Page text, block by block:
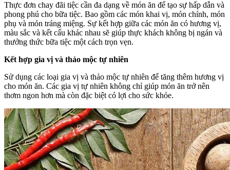
Thực đơn chay đãi tiệc cần đa dạng về món ăn để tạo sự hấp dẫn và
phong phú cho bữa tiệc. Bao gồm các món khai vị, món chính, món
phụ và món tráng miệng. Sự kết hợp giữa các món ăn có hương vị,
màu sắc và kết cấu khác nhau sẽ giúp thực khách không bị ngán và
thưởng thức bữa tiệc một cách trọn vẹn.
Kết hợp gia vị và thảo mộc tự nhiên
Sử dụng các loại gia vị và thảo mộc tự nhiên để tăng thêm hương vị
cho món ăn. Các gia vị tự nhiên không chỉ giúp món ăn trở nên
thơm ngon hơn mà còn đặc biệt có lợi cho sức khỏe.